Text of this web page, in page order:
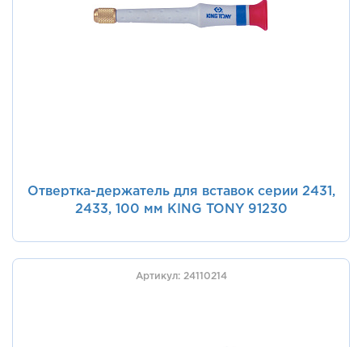
Отвертка-держатель для вставок серии 2431,
2433, 100 мм KING TONY 91230
Артикул: 24110214